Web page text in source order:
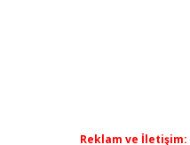
Reklam ve İletişim: